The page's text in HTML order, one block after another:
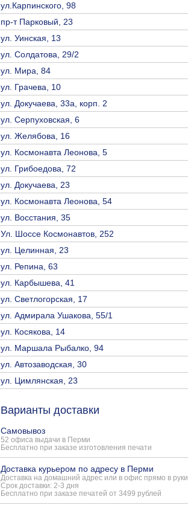
ул.Карпинского, 98
пр-т Парковый, 23
ул. Уинская, 13
ул. Солдатова, 29/2
ул. Мира, 84
ул. Грачева, 10
ул. Докучаева, 33а, корп. 2
ул. Серпуховская, 6
ул. Желябова, 16
ул. Космонавта Леонова, 5
ул. Грибоедова, 72
ул. Докучаева, 23
ул. Космонавта Леонова, 54
ул. Восстания, 35
Ул. Шоссе Космонавтов, 252
ул. Целинная, 23
ул. Репина, 63
ул. Карбышева, 41
ул. Светлогорская, 17
ул. Адмирала Ушакова, 55/1
ул. Косякова, 14
ул. Маршала Рыбалко, 94
ул. Автозаводская, 30
ул. Цимлянская, 23
Варианты доставки
Самовывоз
52 офиса выдачи в Перми
Бесплатно при заказе изготовления печати
Доставка курьером по адресу в Перми
Доставка на домашний адрес или в офис прямо в руки
Срок доставки: 2-3 дня
Бесплатно при заказе печатей от 3499 рублей